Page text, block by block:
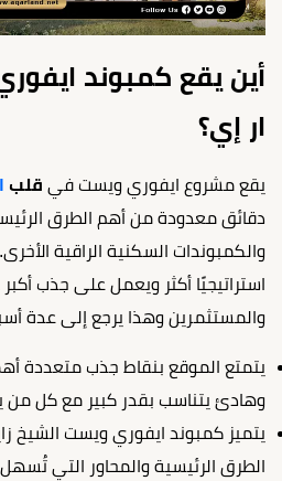
أين يقع كمبوند
ار إي؟
يقع مشروع ايفوري ويست في قلب
دقائق معدودة من أهم الطرق
والكمبوندات السكنية الراقية
استراتيجيًا أكثر ويعمل على جذب
والمستثمرين وهذا يرجع إلى عدة
يتمتع الموقع بنقاط جذب متعددة
وهادئ يتناسب بقدر كبير مع كل من
يتميز كمبوند ايفوري ويست الشيخ
الطرق الرئيسية والمحاور التي